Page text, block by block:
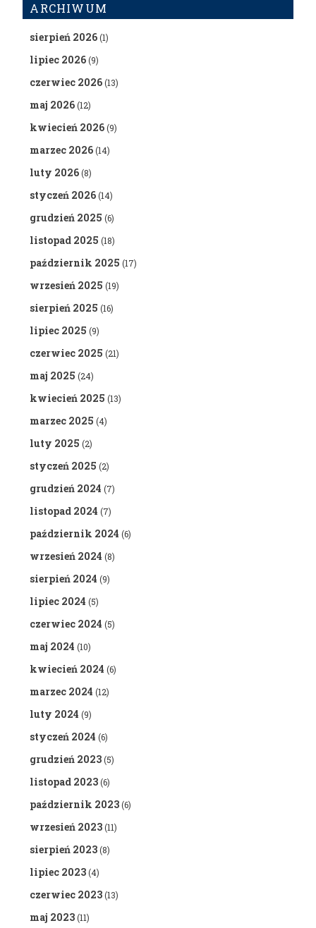
ARCHIWUM
sierpień 2026(1)
lipiec 2026(9)
czerwiec 2026(13)
maj 2026(12)
kwiecień 2026(9)
marzec 2026(14)
luty 2026(8)
styczeń 2026(14)
grudzień 2025 (6)
listopad 2025 (18)
październik 2025 (17)
wrzesień 2025 (19)
sierpień 2025 (16)
lipiec 2025 (9)
czerwiec 2025 (21)
maj 2025 (24)
kwiecień 2025 (13)
marzec 2025 (4)
luty 2025 (2)
styczeń 2025 (2)
grudzień 2024 (7)
listopad 2024 (7)
październik 2024 (6)
wrzesień 2024 (8)
sierpień 2024 (9)
lipiec 2024 (5)
czerwiec 2024 (5)
maj 2024 (10)
kwiecień 2024 (6)
marzec 2024 (12)
luty 2024 (9)
styczeń 2024 (6)
grudzień 2023(5)
listopad 2023(6)
październik 2023(6)
wrzesień 2023(11)
sierpień 2023(8)
lipiec 2023(4)
czerwiec 2023(13)
maj 2023(11)